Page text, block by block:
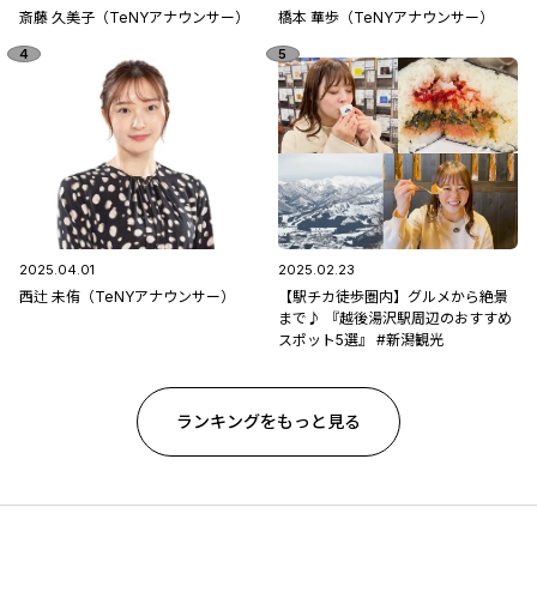
斎藤 久美子（TeNYアナウンサー） 橋本 華歩（TeNYアナウンサー）
2025.04.01
西辻 未侑（TeNYアナウンサー）
2025.02.23
【駅チカ徒歩圏内】グルメから絶景
まで♪ 『越後湯沢駅周辺のおすすめ
スポット5選』 #新潟観光
ランキングをもっと見る